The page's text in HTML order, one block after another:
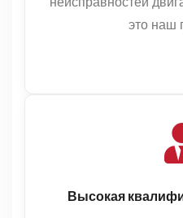
это наш
Высокая